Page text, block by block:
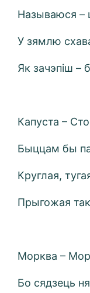
Называюся –
У зямлю
Як зачэпіш –
Капуста –
Быццам бы
Круглая,
Прыгожая
Морква –
Бо сядзець